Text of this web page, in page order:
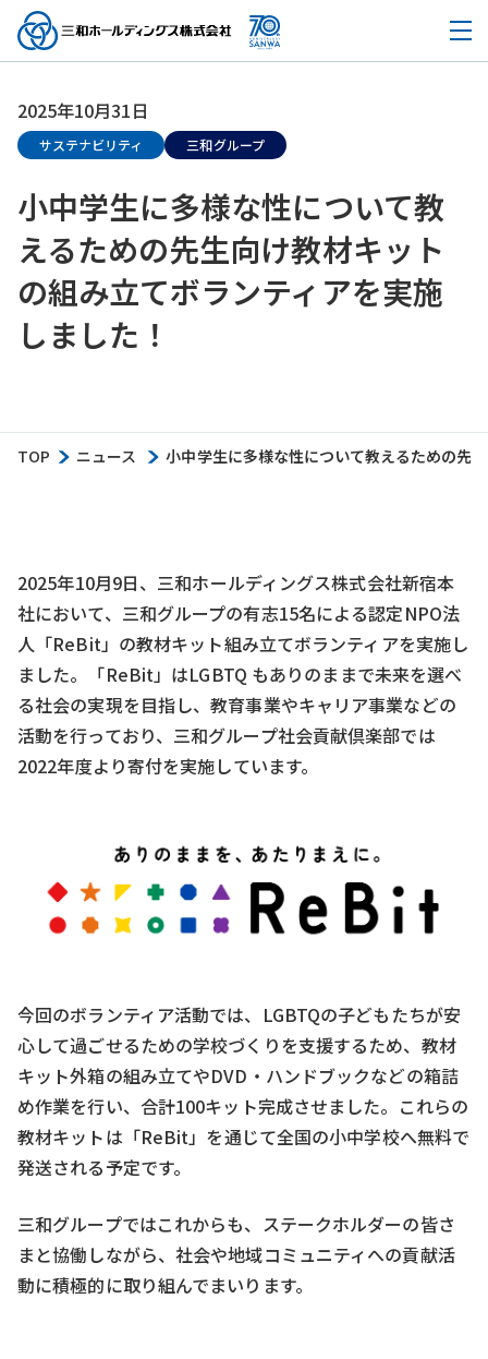
小中学生に多様な性について教
えるための先生向け教材キット
の組み立てボランティアを実施
しました！
2025年10月31日
サステナビリティ 三和グループ
TOP ニュース 小中学生に多様な性について教えるための先
2025年10月9日、三和ホールディングス株式会社新宿本
社において、三和グループの有志15名による認定NPO法
人「ReBit」の教材キット組み立てボランティアを実施し
ました。「ReBit」はLGBTQ もありのままで未来を選べ
る社会の実現を目指し、教育事業やキャリア事業などの
活動を行っており、三和グループ社会貢献倶楽部では
2022年度より寄付を実施しています。
今回のボランティア活動では、LGBTQの子どもたちが安
心して過ごせるための学校づくりを支援するため、教材
キット外箱の組み立てやDVD・ハンドブックなどの箱詰
め作業を行い、合計100キット完成させました。これらの
教材キットは「ReBit」を通じて全国の小中学校へ無料で
発送される予定です。
三和グループではこれからも、ステークホルダーの皆さ
まと協働しながら、社会や地域コミュニティへの貢献活
動に積極的に取り組んでまいります。